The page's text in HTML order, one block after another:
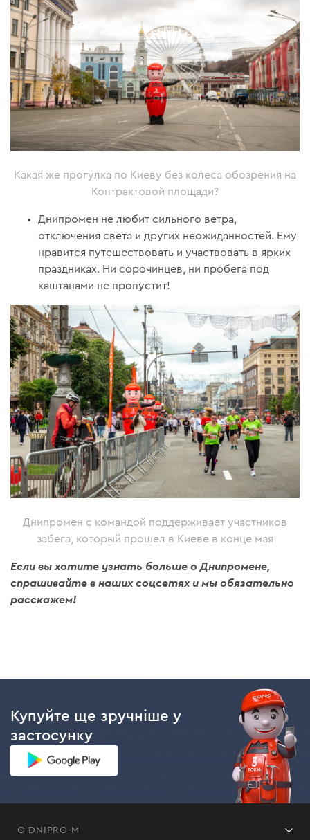
Какая же прогулка по Киеву без колеса обозрения на
Контрактовой площади?
Днипромен не любит сильного ветра,
отключения света и других неожиданностей. Ему
нравится путешествовать и участвовать в ярких
праздниках. Ни сорочинцев, ни пробега под
каштанами не пропустит!
Днипромен с командой поддерживает участников
забега, который прошел в Киеве в конце мая
Если вы хотите узнать больше о Днипромене,
спрашивайте в наших соцсетях и мы обязательно
расскажем!
Купуйте ще зручніше у
застосунку
О DNIPRO-M